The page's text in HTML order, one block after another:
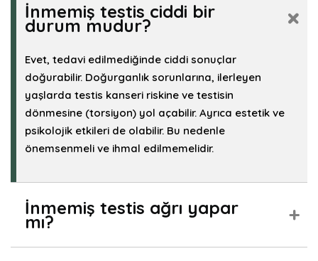
İnmemiş testis ciddi bir
durum mudur?
Evet, tedavi edilmediğinde ciddi sonuçlar
doğurabilir. Doğurganlık sorunlarına, ilerleyen
yaşlarda testis kanseri riskine ve testisin
dönmesine (torsiyon) yol açabilir. Ayrıca estetik ve
psikolojik etkileri de olabilir. Bu nedenle
önemsenmeli ve ihmal edilmemelidir.
İnmemiş testis ağrı yapar
mı?